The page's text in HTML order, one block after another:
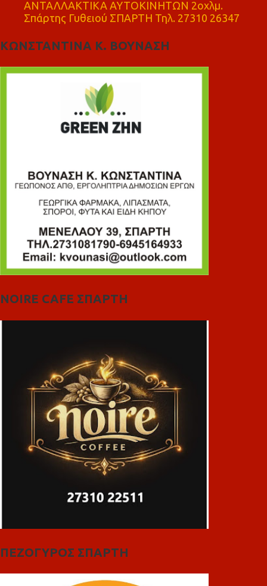
ΑΝΤΑΛΛΑΚΤΙΚΑ ΑΥΤΟΚΙΝΗΤΩΝ 2οχλμ.
Σπάρτης Γυθειού ΣΠΑΡΤΗ Τηλ. 27310 26347
ΚΩΝΣΤΑΝΤΙΝΑ Κ. ΒΟΥΝΑΣΗ
NOIRE CAFE ΣΠΑΡΤΗ
ΠΕΖΟΓΥΡΟΣ ΣΠΑΡΤΗ